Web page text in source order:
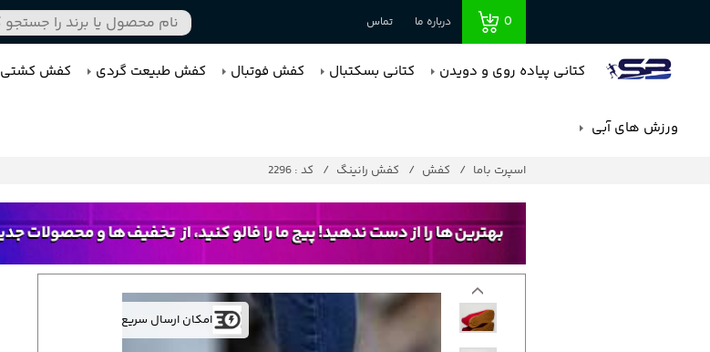
0 درباره ما تماس
کتانی پیاده روی و دویدن کتانی بسکتبال کفش فوتبال کفش طبیعت گردی کفش کشتی
ورزش های آبی
اسپرت باما کفش کفش رانینگ کد : 2296
امکان ارسال سریع